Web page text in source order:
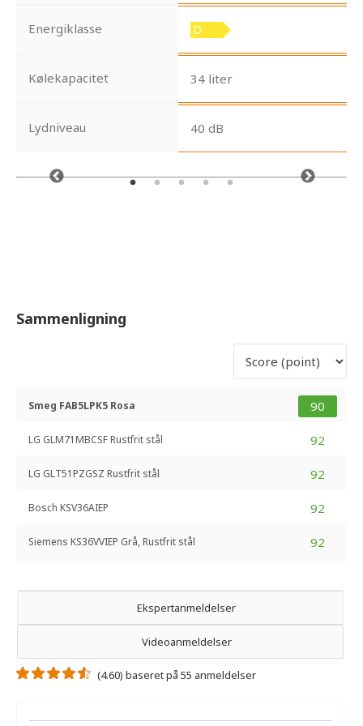
Energiklasse
Kølekapacitet 34 liter
Lydniveau 40 dB
Sammenligning
90
Smeg FAB5LPK5 Rosa
92
LG GLM71MBCSF Rustfrit stål
92
LG GLT51PZGSZ Rustfrit stål
92
Bosch KSV36AIEP
92
Siemens KS36VVIEP Grå, Rustfrit stål
Ekspertanmeldelser
Videoanmeldelser
(4.60) baseret på 55 anmeldelser